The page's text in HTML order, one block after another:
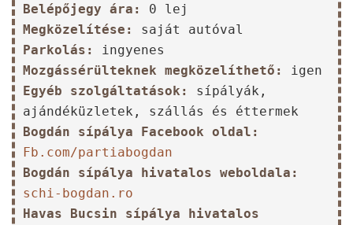
Belépőjegy ára:
0 lej
Megközelítése:
saját autóval
Parkolás:
ingyenes
Mozgássérülteknek megközelíthető:
igen
Egyéb szolgáltatások:
sípályák,
ajándéküzletek, szállás és éttermek
Bogdán sípálya Facebook oldal:
Fb.com/partiabogdan
Bogdán sípálya hivatalos weboldala:
schi-bogdan.ro
Havas Bucsin sípálya hivatalos